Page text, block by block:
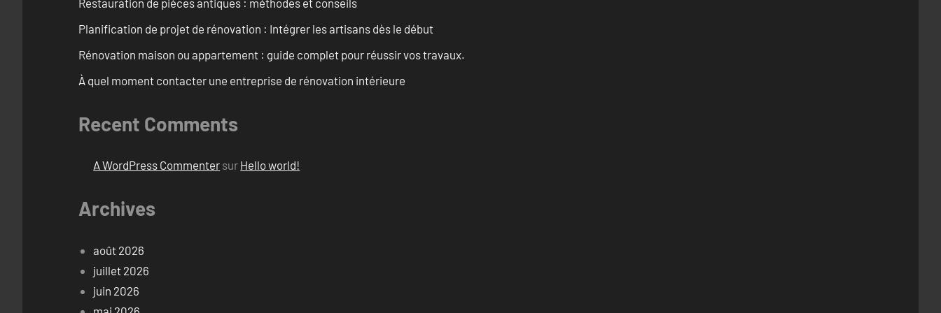
Planification de projet de rénovation : Intégrer les artisans dès le début
Rénovation maison ou appartement : guide complet pour réussir vos travaux.
À quel moment contacter une entreprise de rénovation intérieure
Recent Comments
A WordPress Commenter sur Hello world!
Archives
août 2026
juillet 2026
juin 2026